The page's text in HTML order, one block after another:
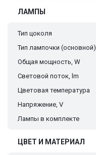
ЛАМПЫ
Тип цоколя
Тип лампочки (основной)
Общая мощность, W
Световой поток, lm
Цветовая температура
Напряжение, V
Лампы в комплекте
ЦВЕТ И МАТЕРИАЛ